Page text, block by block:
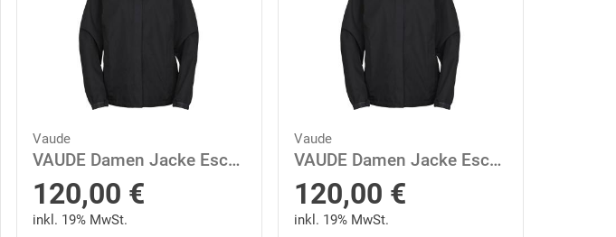
Vaude
VAUDE Damen Jacke Escape Light Jacket
120,00 €
inkl. 19% MwSt.
Vaude
VAUDE Damen Jacke Escape Light Jacket
120,00 €
inkl. 19% MwSt.